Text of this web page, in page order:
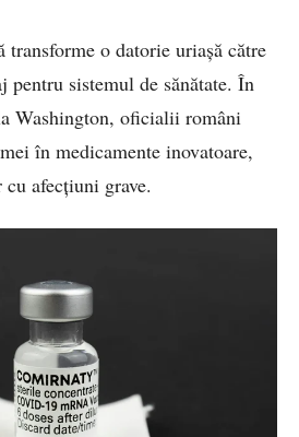
transforme o datorie uriașă către
pentru sistemul de sănătate. În
Washington, oficialii români
în medicamente inovatoare,
afecțiuni grave.